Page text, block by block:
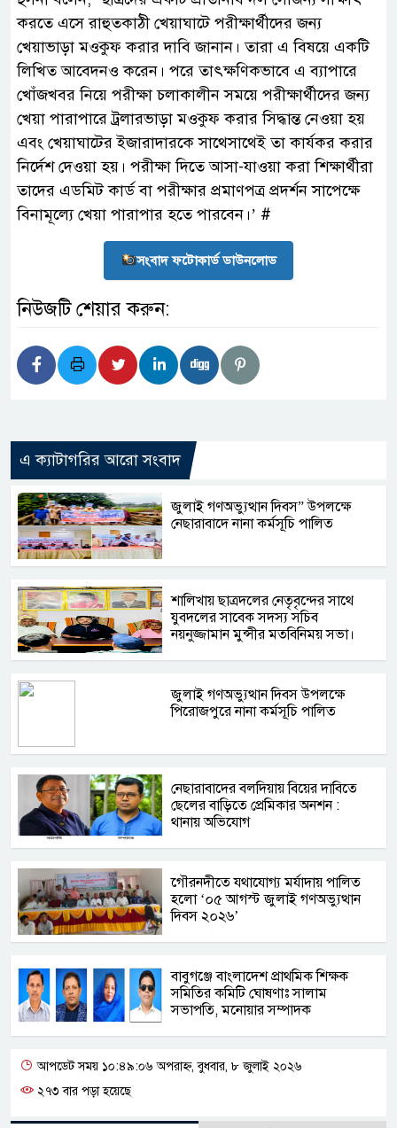
করতে এসে রাহুতকাঠী খেয়াঘাটে পরীক্ষার্থীদের জন্য
খেয়াভাড়া মওকুফ করার দাবি জানান। তারা এ বিষয়ে একটি
লিখিত আবেদনও করেন। পরে তাৎক্ষণিকভাবে এ ব্যাপারে
খোঁজখবর নিয়ে পরীক্ষা চলাকালীন সময়ে পরীক্ষার্থীদের জন্য
খেয়া পারাপারে ট্রলারভাড়া মওকুফ করার সিদ্ধান্ত নেওয়া হয়
এবং খেয়াঘাটের ইজারাদারকে সাথেসাথেই তা কার্যকর করার
নির্দেশ দেওয়া হয়। পরীক্ষা দিতে আসা-যাওয়া করা শিক্ষার্থীরা
তাদের এডমিট কার্ড বা পরীক্ষার প্রমাণপত্র প্রদর্শন সাপেক্ষে
বিনামূল্যে খেয়া পারাপার হতে পারবেন।’ #
সংবাদ ফটোকার্ড ডাউনলোড
নিউজটি শেয়ার করুন:
এ ক্যাটাগরির আরো সংবাদ
জুলাই গণঅভ্যুত্থান দিবস” উপলক্ষে
নেছারাবাদে নানা কর্মসূচি পালিত
শালিখায় ছাত্রদলের নেতৃবৃন্দের সাথে
যুবদলের সাবেক সদস্য সচিব
নয়নুজ্জামান মুন্সীর মতবিনিময় সভা।
জুলাই গণঅভ্যুত্থান দিবস উপলক্ষে
পিরোজপুরে নানা কর্মসূচি পালিত
নেছারাবাদের বলদিয়ায় বিয়ের দাবিতে
ছেলের বাড়িতে প্রেমিকার অনশন :
থানায় অভিযোগ
‎গৌরনদীতে যথাযোগ্য মর্যাদায় পালিত
হলো ‘০৫ আগস্ট জুলাই গণঅভ্যুত্থান
দিবস ২০২৬’ ‎
বাবুগঞ্জে বাংলাদেশ প্রাথমিক শিক্ষক
সমিতির কমিটি ঘোষণাঃ সালাম
সভাপতি, মনোয়ার সম্পাদক
আপডেট সময় ১০:৪৯:০৬ অপরাহ্ন, বুধবার, ৮ জুলাই ২০২৬
২৭৩ বার পড়া হয়েছে